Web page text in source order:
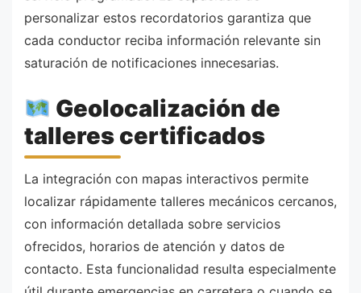
personalizar estos recordatorios garantiza que
cada conductor reciba información relevante sin
saturación de notificaciones innecesarias.
Geolocalización de
talleres certificados
La integración con mapas interactivos permite
localizar rápidamente talleres mecánicos cercanos,
con información detallada sobre servicios
ofrecidos, horarios de atención y datos de
contacto. Esta funcionalidad resulta especialmente